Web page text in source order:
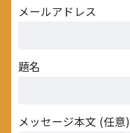
メールアドレス
題名
メッセージ本文 (任意)